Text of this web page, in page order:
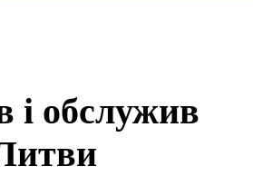
і обслужив